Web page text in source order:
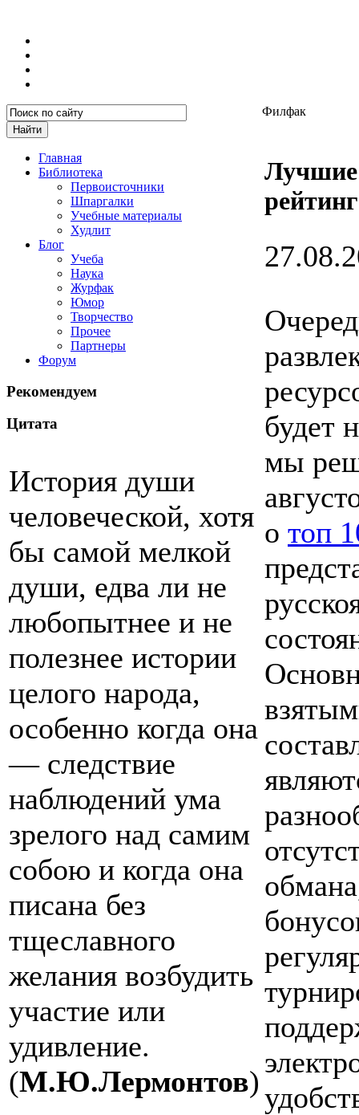
Главная
Библиотека
Первоисточники
Шпаргалки
Учебные материалы
Худлит
Блог
Учеба
Наука
Журфак
Юмор
Творчество
Прочее
Партнеры
Форум
Рекомендуем
Цитата
История души
человеческой, хотя
бы самой мелкой
души, едва ли не
любопытнее и не
полезнее истории
целого народа,
особенно когда она
— следствие
наблюдений ума
зрелого над самим
собою и когда она
писана без
тщеславного
желания возбудить
участие или
удивление.
(М.Ю.Лермонтов)
Филфак
Лучшие
будет
мы
о топ